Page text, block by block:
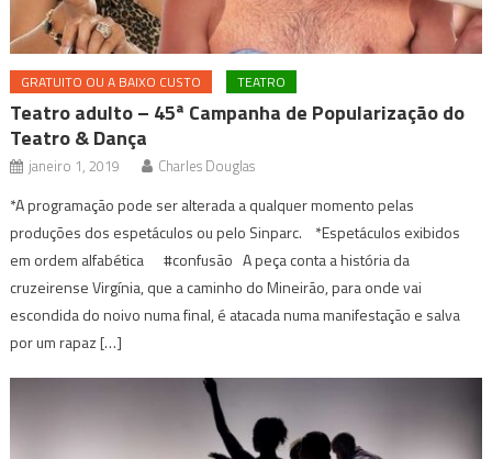
GRATUITO OU A BAIXO CUSTO TEATRO
Teatro adulto – 45ª Campanha de Popularização do
Teatro & Dança
janeiro 1, 2019 Charles Douglas
*A programação pode ser alterada a qualquer momento pelas
produções dos espetáculos ou pelo Sinparc. *Espetáculos exibidos
em ordem alfabética #confusão A peça conta a história da
cruzeirense Virgínia, que a caminho do Mineirão, para onde vai
escondida do noivo numa final, é atacada numa manifestação e salva
por um rapaz […]